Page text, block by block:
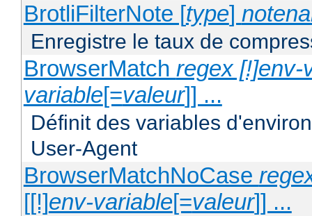
BrotliFilterNote [type]
Enregistre le taux de
BrowserMatch regex [!]env-
variable[=valeur]] ...
Définit des variables
User-Agent
BrowserMatchNoCase
[[!]env-variable[=valeur]] ...